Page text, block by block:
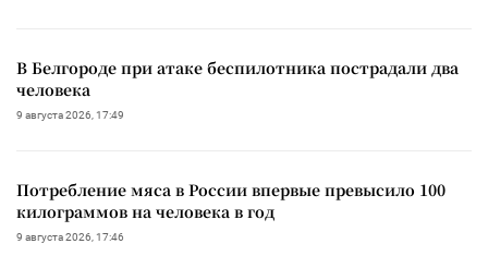
В Белгороде при атаке беспилотника пострадали два
человека
9 августа 2026, 17:49
Потребление мяса в России впервые превысило 100
килограммов на человека в год
9 августа 2026, 17:46